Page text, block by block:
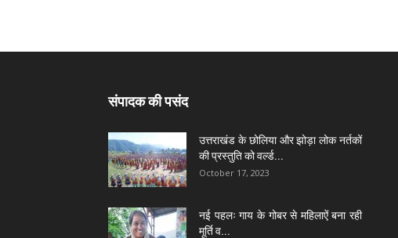
संपादक की पसंद
उत्तराखंड के छोलिया और झोड़ा लोक नर्तकों
की प्रस्तुति को वर्ल्ड...
October 17, 2023
नई पहलः गाय के गोबर से महिलाऐं बना रही
मूर्ति व...